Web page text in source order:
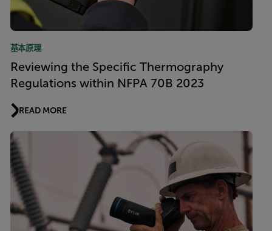
基本原理
Reviewing the Specific Thermography
Regulations within NFPA 70B 2023
READ MORE